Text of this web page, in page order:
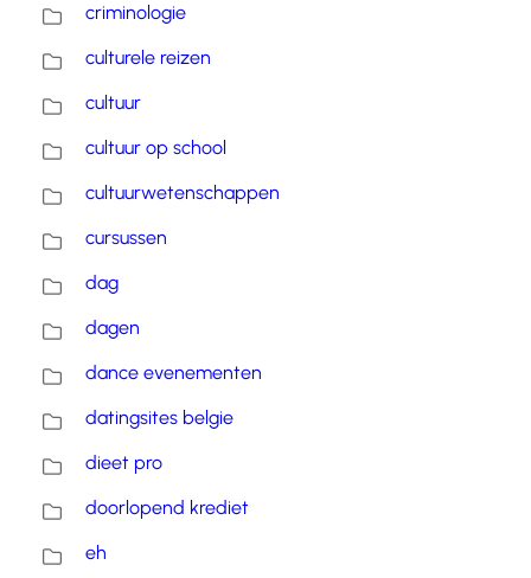
criminologie
culturele reizen
cultuur
cultuur op school
cultuurwetenschappen
cursussen
dag
dagen
dance evenementen
datingsites belgie
dieet pro
doorlopend krediet
eh